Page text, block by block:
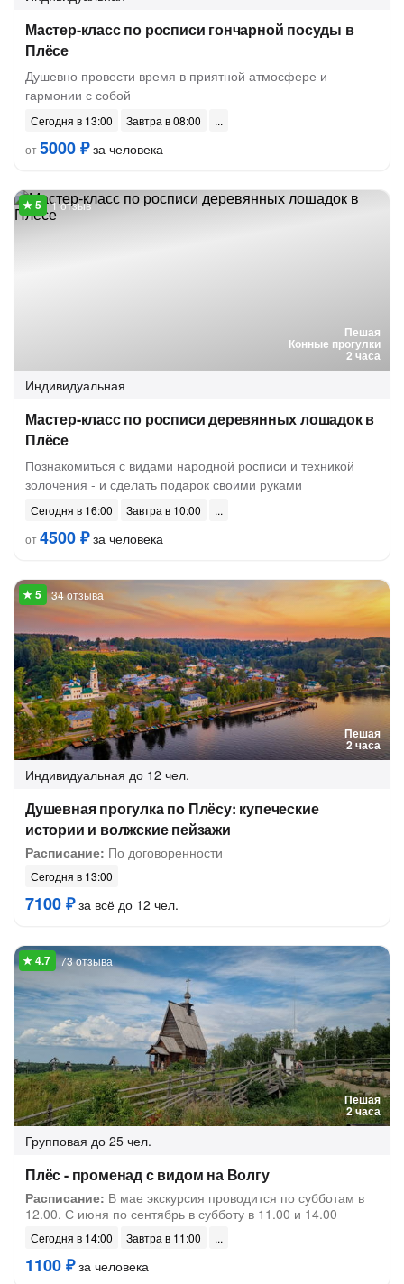
Мастер-класс по росписи гончарной посуды в
Плёсе
Душевно провести время в приятной атмосфере и
гармонии с собой
Сегодня в 13:00
Завтра в 08:00
от5000 ₽за человека
Пешая
Конные прогулки
2 часа
1 отзыв
Индивидуальная
Мастер-класс по росписи деревянных лошадок в
Плёсе
Познакомиться с видами народной росписи и техникой
золочения - и сделать подарок своими руками
Сегодня в 16:00
Завтра в 10:00
от4500 ₽за человека
Пешая
2 часа
34 отзыва
Индивидуальная до 12 чел.
Душевная прогулка по Плёсу: купеческие
истории и волжские пейзажи
Расписание: По договоренности
Сегодня в 13:00
7100 ₽за всё до 12 чел.
Пешая
2 часа
73 отзыва
Групповая до 25 чел.
Плёс - променад с видом на Волгу
Расписание: В мае экскурсия проводится по субботам в
12.00. С июня по сентябрь в субботу в 11.00 и 14.00
Сегодня в 14:00 Завтра в 11:00
1100 ₽за человека